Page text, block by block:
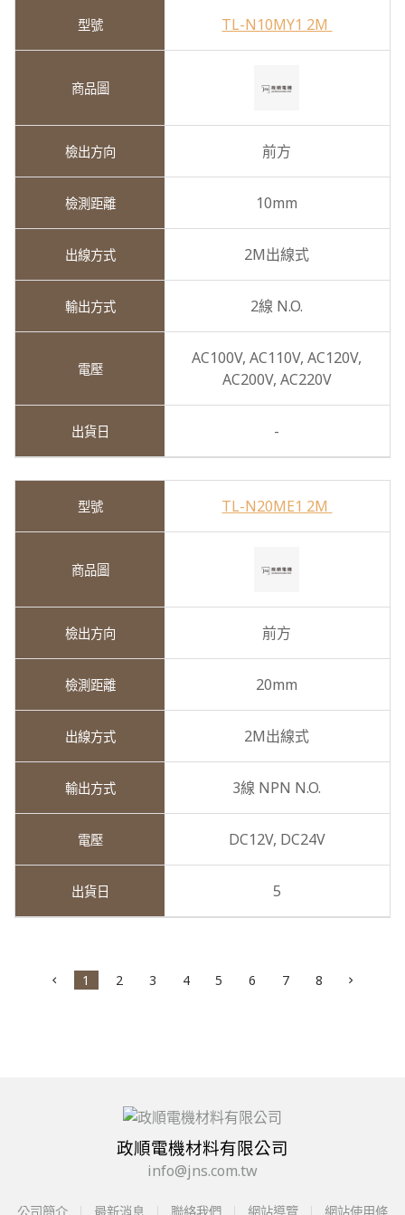
TL-N10MY1 2M
前方
10mm
2M出線式
2線 N.O.
AC100V,AC110V,AC120V,
AC200V, AC220V
-
TL-N20ME1 2M
前方
20mm
2M出線式
3線 NPN N.O.
DC12V, DC24V
5
1 2 3 4 5 6 7 8
政順電機材料有限公司
info@jns.com.tw